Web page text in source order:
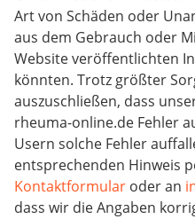
Art von Schäden oder
aus dem Gebrauch oder
Website veröffentlichten
könnten. Trotz größter
auszuschließen, dass
rheuma-online.de Fehler
Usern solche Fehler
entsprechenden Hinweis
Kontaktformular oder an
dass wir die Angaben